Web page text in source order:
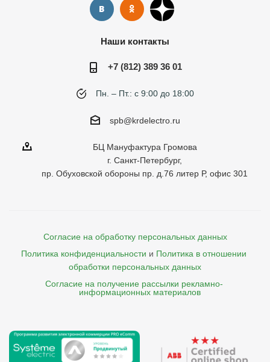
Наши контакты
+7 (812) 389 36 01
Пн. – Пт.: с 9:00 до 18:00
spb@krdelectro.ru
БЦ Мануфактура Громова
г. Санкт-Петербург,
пр. Обуховской обороны пр. д.76 литер Р, офис 301
Согласие на обработку персональных данных
Политика конфиденциальности и Политика в отношении
обработки персональных данных
Согласие на получение рассылки рекламно-
    информационных материалов